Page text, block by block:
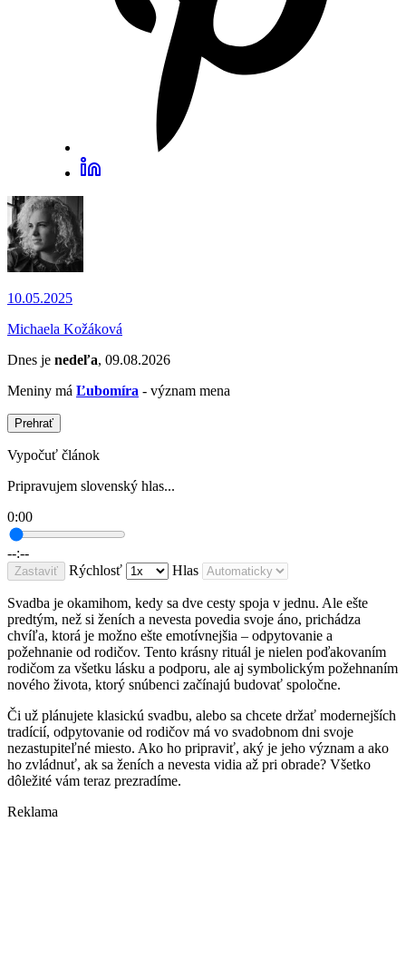
10.05.2025
Michaela Kožáková
Dnes je nedeľa, 09.08.2026
Meniny má Ľubomíra - význam mena
Prehrať
Vypočuť článok
Pripravujem slovenský hlas...
0:00
--:--
Zastaviť Rýchlosť Hlas
Svadba je okamihom, kedy sa dve cesty spoja v jednu. Ale ešte
predtým, než si ženích a nevesta povedia svoje áno, prichádza
chvíľa, ktorá je možno ešte emotívnejšia – odpytovanie a
požehnanie od rodičov. Tento krásny rituál je nielen poďakovaním
rodičom za všetku lásku a podporu, ale aj symbolickým požehnaním
nového života, ktorý snúbenci začínajú budovať spoločne.
Či už plánujete klasickú svadbu, alebo sa chcete držať modernejších
tradícií, odpytovanie od rodičov má vo svadobnom dni svoje
nezastupiteľné miesto. Ako ho pripraviť, aký je jeho význam a ako
ho zvládnuť, ak sa ženích a nevesta vidia až pri obrade? Všetko
dôležité vám teraz prezradíme.
Reklama